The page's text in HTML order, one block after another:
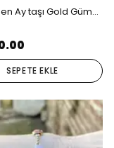
Dikdörtgen Ay taşı Gold Gümüş Bileklik
SEPETE EKLE